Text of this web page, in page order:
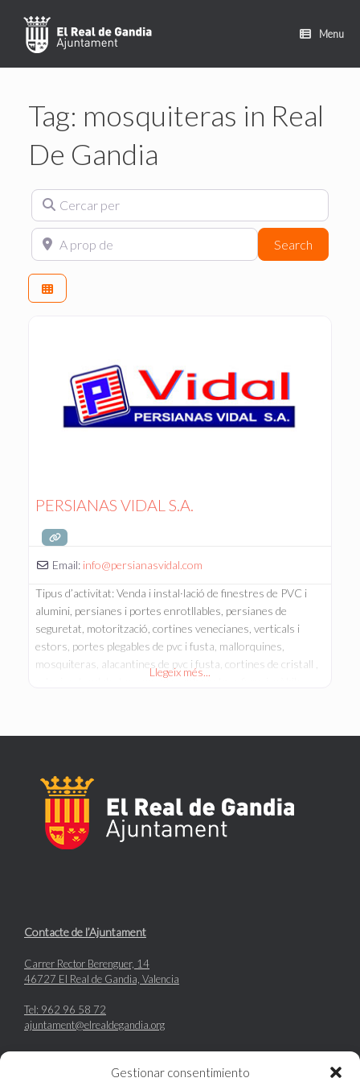
Gestionar consentimiento
content
Menu
Tag: mosquiteras in Real
De Gandia
Cercar per
A prop de SearchSearch
PERSIANAS VIDAL S.A.
Email: info@persianasvidal.com
Tipus d’activitat: Venda i instal·lació de finestres de PVC i
alumini, persianes i portes enrotllables, persianes de
seguretat, motorització, cortines venecianes, verticals i
estors, portes plegables de pvc i fusta, mallorquines,
mosquiteras, alacantines de pvc i fusta, cortines de cristall ,
gelosies, tendals, tancaments amb sostres fixos i mòbils.
Llegeix més...
Contacte de l’Ajuntament
Carrer Rector Berenguer, 14
46727 El Real de Gandia, Valencia
Tel: 962 96 58 72
ajuntament@elrealdegandia.org